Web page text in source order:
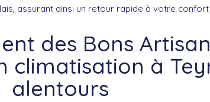
assurant ainsi un retour rapide à votre confort
des Bons
climatisation à
alentours